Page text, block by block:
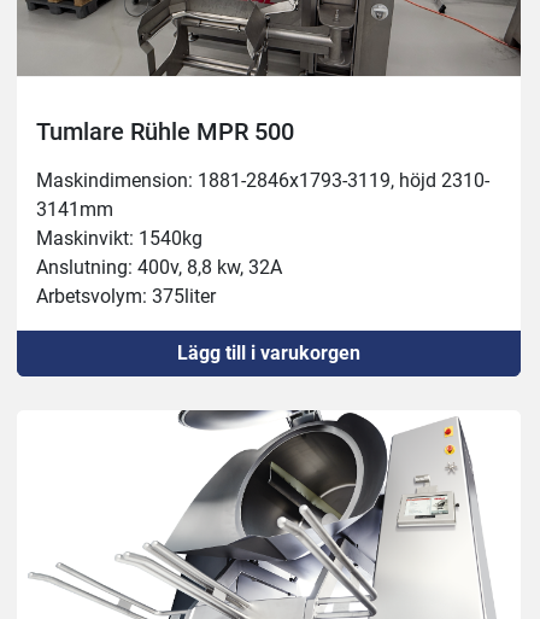
Tumlare Rühle MPR 500
Maskindimension: 1881-2846x1793-3119, höjd 2310-
3141mm
Maskinvikt: 1540kg
Anslutning: 400v, 8,8 kw, 32A
Arbetsvolym: 375liter
Behållare: 500liter
Köldmedel: R452A
Blandare: Steglös 0-25 varv/min
Lägg till i varukorgen